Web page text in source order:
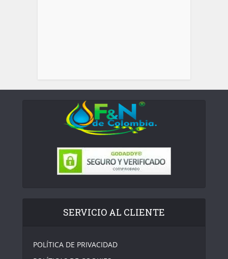
SERVICIO AL CLIENTE
POLÍTICA DE PRIVACIDAD